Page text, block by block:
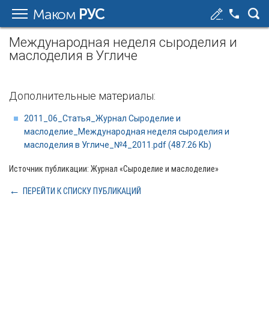
Маком РУС
Международная неделя сыроделия и
маслоделия в Угличе
Дополнительные материалы:
2011_06_Статья_Журнал Сыроделие и
маслоделие_Международная неделя сыроделия и
маслоделия в Угличе_№4_2011.pdf (487.26 Kb)
Источник публикации: Журнал «Сыроделие и маслоделие»
ПЕРЕЙТИ К СПИСКУ ПУБЛИКАЦИЙ